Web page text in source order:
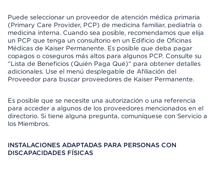
Puede seleccionar un proveedor de atención médica primaria
(Primary Care Provider, PCP) de medicina familiar, pediatría o
medicina interna. Cuando sea posible, recomendamos que elija
un PCP que tenga un consultorio en un Edificio de Oficinas
Médicas de Kaiser Permanente. Es posible que deba pagar
copagos o coseguros más altos para algunos PCP. Consulte su
“Lista de Beneficios (Quién Paga Qué)” para obtener detalles
adicionales. Use el menú desplegable de Afiliación del
Proveedor para buscar proveedores de Kaiser Permanente.
Es posible que se necesite una autorización o una referencia
para acceder a algunos de los proveedores mencionados en el
directorio. Si tiene alguna pregunta, comuníquese con Servicio a
los Miembros.
INSTALACIONES ADAPTADAS PARA PERSONAS CON
DISCAPACIDADES FÍSICAS